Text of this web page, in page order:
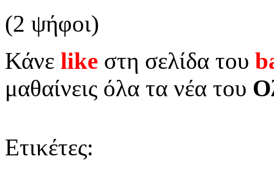
(2 ψήφοι)
Κάνε like στη σελίδα του
μαθαίνεις όλα τα νέα του
Ετικέτες: